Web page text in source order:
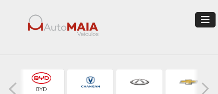
BYD